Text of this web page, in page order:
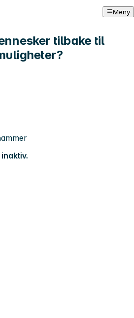
Meny
tilbake til